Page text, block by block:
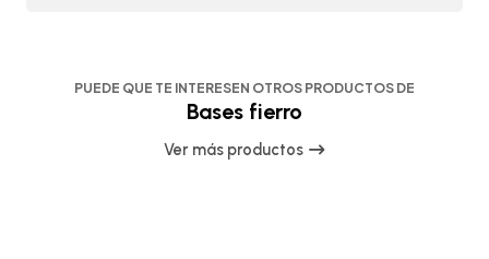
PUEDE QUE TE INTERESEN OTROS PRODUCTOS DE
Bases fierro
Ver más productos